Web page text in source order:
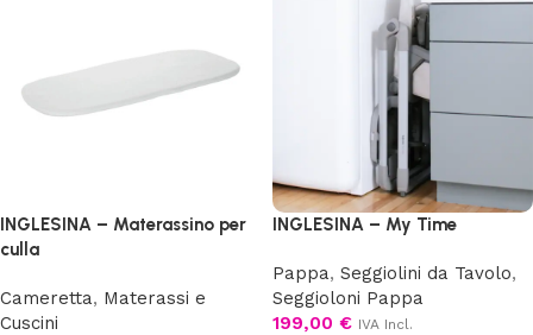
INGLESINA – Materassino per
culla
Cameretta, Materassi e
Cuscini
INGLESINA – My Time
Pappa, Seggiolini da Tavolo,
Seggioloni Pappa
199,00 € IVA Incl.